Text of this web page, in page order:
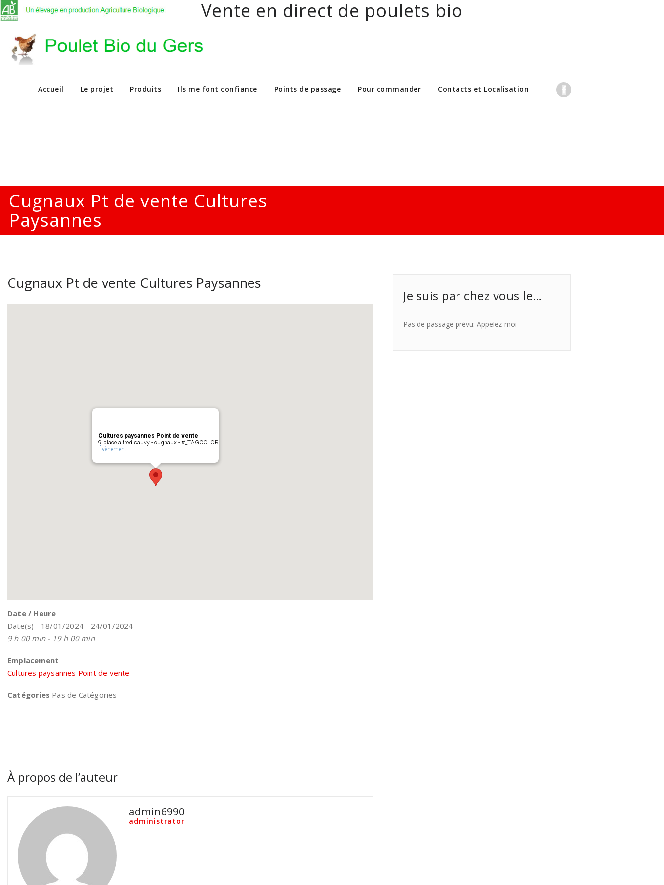
Vente en direct de poulets bio
Vente en direct de poulets bio aux particuliers et professionnels
Accueil Le projet Produits Ils me font confiance Points de passage Pour commander Contacts et Localisation
Cugnaux Pt de vente Cultures
Paysannes
Cugnaux Pt de vente Cultures Paysannes
Cultures paysannes Point de vente
9 place alfred sauvy - cugnaux - #_TAGCOLOR
Évènement
Date / Heure
Date(s) - 18/01/2024 - 24/01/2024
9 h 00 min - 19 h 00 min
Emplacement
Cultures paysannes Point de vente
Catégories Pas de Catégories
À propos de l’auteur
admin6990
administrator
Je suis par chez vous le…
Pas de passage prévu: Appelez-moi